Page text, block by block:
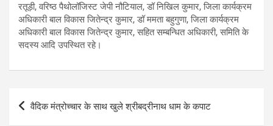
रतूड़ी, वरिष्ठ पैथोलॉजिस्ट जेपी नौटियाल, डॉ निखिल कुमार, जिला कार्यक्रम
अधिकारी बाल विकास जितेन्द्र कुमार, डॉ ममता बहुगुणा, जिला कार्यक्रम
अधिकारी बाल विकास जितेन्द्र कुमार, सहित सम्बन्धित अधिकारी, समिति के
सदस्य आदि उपस्थित रहे।
Post
navigation
वैदिक मंत्रोच्चार के साथ खुले श्रीबद्रीनाथ धाम के कपाट